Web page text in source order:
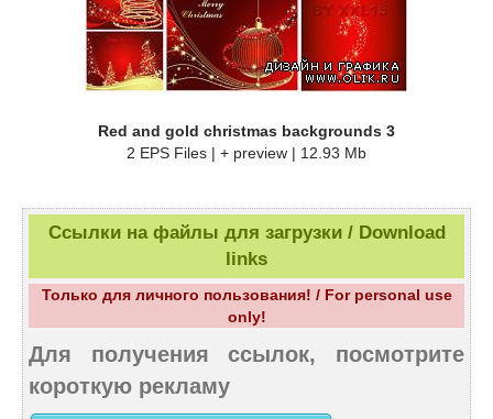
Red and gold christmas backgrounds 3
2 EPS Files | + preview | 12.93 Mb
Ссылки на файлы для загрузки / Download
links
Только для личного пользования! / For personal use
only!
Для получения ссылок, посмотрите
короткую рекламу